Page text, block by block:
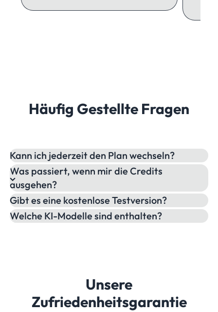
Häufig Gestellte Fragen
Kann ich jederzeit den Plan wechseln?
Was passiert, wenn mir die Credits
ausgehen?
Gibt es eine kostenlose Testversion?
Welche KI-Modelle sind enthalten?
Unsere
Zufriedenheitsgarantie